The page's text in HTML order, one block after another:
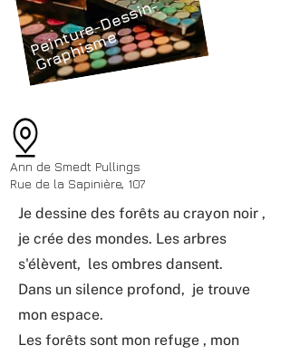
P
ei
n
t
u
r
e
-
D
e
s
si
n
-
G
r
a
p
hi
s
m
e
Ann de Smedt Pullings
Rue de la Sapinière, 107
Je dessine des forêts au crayon noir ,
je crée des mondes. Les arbres
s'élèvent, les ombres dansent.
Dans un silence profond, je trouve
mon espace.
Les forêts sont mon refuge , mon